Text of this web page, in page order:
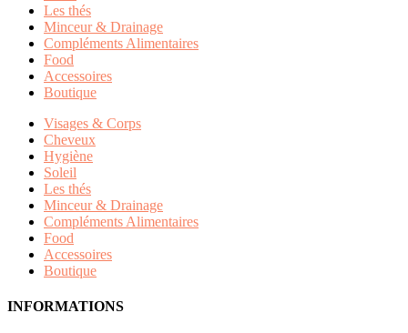
Les thés
Minceur & Drainage
Compléments Alimentaires
Food
Accessoires
Boutique
Visages & Corps
Cheveux
Hygiène
Soleil
Les thés
Minceur & Drainage
Compléments Alimentaires
Food
Accessoires
Boutique
INFORMATIONS